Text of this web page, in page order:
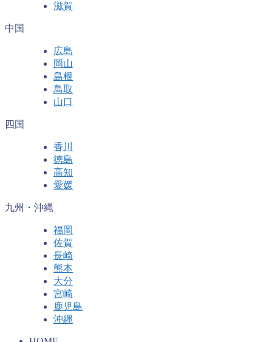
滋賀
中国
広島
岡山
島根
鳥取
山口
四国
香川
徳島
高知
愛媛
九州・沖縄
福岡
佐賀
長崎
熊本
大分
宮崎
鹿児島
沖縄